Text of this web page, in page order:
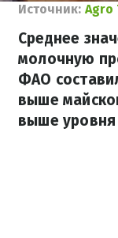
Источник: Agro
Среднее
молочную
ФАО
выше
выше уровня